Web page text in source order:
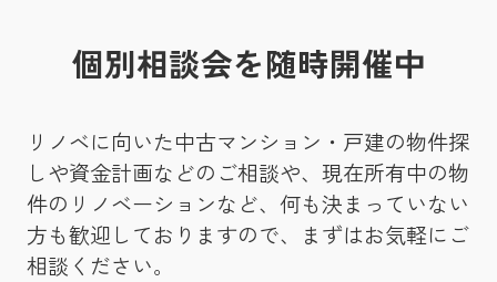
個別相談会を随時開催中
リノベに向いた中古マンション・戸建の物件探
しや資金計画などのご相談や、現在所有中の物
件のリノベーションなど、何も決まっていない
方も歓迎しておりますので、まずはお気軽にご
相談ください。